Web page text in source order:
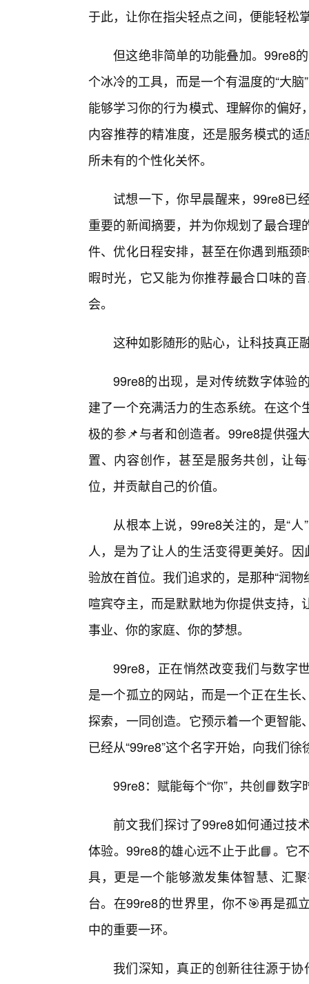
于此，让你在指尖轻点之间，便能轻松
但这绝非简单的功能叠加。99re8
个冰冷的工具，而是一个有温度的“大
能够学习你的行为模式、理解你的偏
内容推荐的精准度，还是服务模式的
所未有的个性化关怀。
试想一下，你早晨醒来，99re8已
重要的新闻摘要，并为你规划了最合
件、优化日程安排，甚至在你遇到瓶
暇时光，它又能为你推荐最合口味的
会。
这种如影随形的贴心，让科技真正
99re8的出现，是对传统数字体验
建了一个充满活力的生态系统。在这
极的参📌与者和创造者。99re8提供强
置、内容创作，甚至是服务共创，让
位，并贡献自己的价值。
从根本上说，99re8关注的，是“
人，是为了让人的生活变得更美好。
验放在首位。我们追求的，是那种“润
喧宾夺主，而是默默地为你提供支持
事业、你的家庭、你的梦想。
99re8，正在悄然改变我们与数字
是一个孤立的网站，而是一个正在生
探索，一同创造。它预示着一个更智
已经从“99re8”这个名字开始，向我们徐
99re8：赋能每个“你”，共创📘数字
前文我们探讨了99re8如何通过技
体验。99re8的雄心远不止于此📘。它
具，更是一个能够激发集体智慧、汇
台。在99re8的世界里，你不🎯再是孤
中的重要一环。
我们深知，真正的创新往往源于